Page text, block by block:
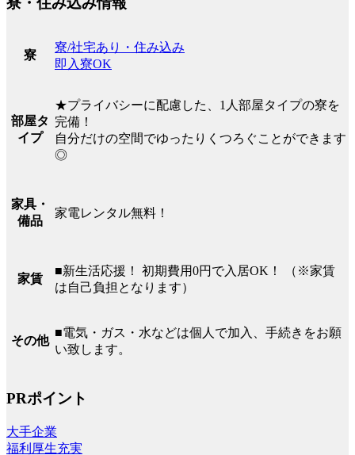
寮
寮/社宅あり・住み込み
即入寮OK
部屋タ
イプ
★プライバシーに配慮した、1人部屋タイプの寮を
完備！
自分だけの空間でゆったりくつろぐことができます
◎
家具・
備品
家電レンタル無料！
家賃
■新生活応援！ 初期費用0円で入居OK！ （※家賃
は自己負担となります）
その他
■電気・ガス・水などは個人で加入、手続きをお願
い致します。
PRポイント
大手企業
福利厚生充実